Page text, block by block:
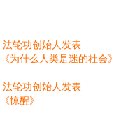
法轮功创始人发表
《为什么人类是迷的社会》
法轮功创始人发表
《惊醒》